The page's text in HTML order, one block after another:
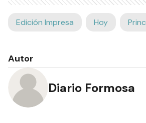
Edición Impresa Hoy
Autor
Diario Formosa